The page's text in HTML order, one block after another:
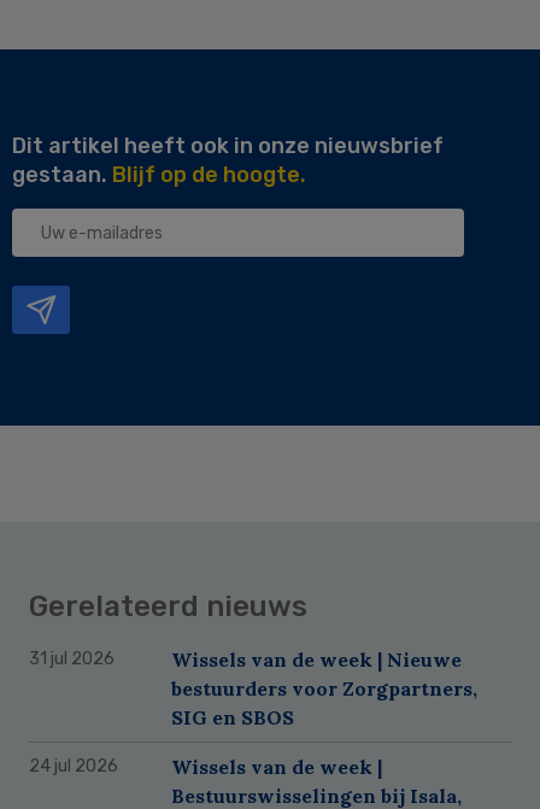
Dit artikel heeft ook in onze nieuwsbrief
gestaan. Blijf op de hoogte.
Uw
Gerelateerd nieuws
31 jul 2026
Wissels van de week | Nieuwe
bestuurders voor Zorgpartners,
SIG en SBOS
24 jul 2026
Wissels van de week |
Bestuurswisselingen bij Isala,